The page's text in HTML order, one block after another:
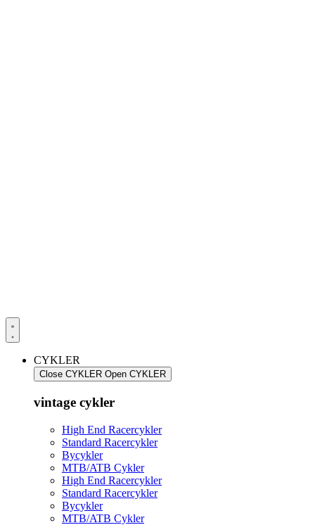
CYKLER
Close CYKLER Open CYKLER
vintage cykler
High End Racercykler
Standard Racercykler
Bycykler
MTB/ATB Cykler
High End Racercykler
Standard Racercykler
Bycykler
MTB/ATB Cykler